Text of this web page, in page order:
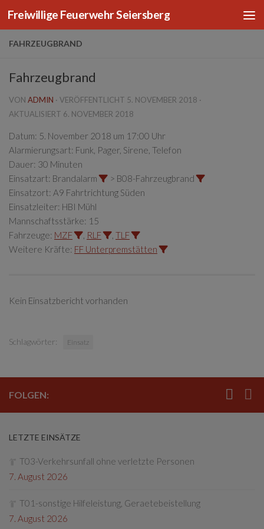
Zum Inhalt springen
Freiwillige Feuerwehr Seiersberg
FAHRZEUGBRAND
Fahrzeugbrand
VON ADMIN · VERÖFFENTLICHT 5. NOVEMBER 2018 ·
AKTUALISIERT 6. NOVEMBER 2018
Datum: 5. November 2018 um 17:00 Uhr
Alarmierungsart: Funk, Pager, Sirene, Telefon
Dauer: 30 Minuten
Einsatzart: Brandalarm
> B08-Fahrzeugbrand
Einsatzort: A9 Fahrtrichtung Süden
Einsatzleiter: HBI Mühl
Mannschaftsstärke: 15
Fahrzeuge: MZF RLF
TLF
Weitere Kräfte: FF Unterpremstätten
Kein Einsatzbericht vorhanden
Schlagwörter: Einsatz
FOLGEN:
LETZTE EINSÄTZE
T03-Verkehrsunfall ohne verletzte Personen
7. August 2026
T01-sonstige Hilfeleistung, Geraetebeistellung
7. August 2026